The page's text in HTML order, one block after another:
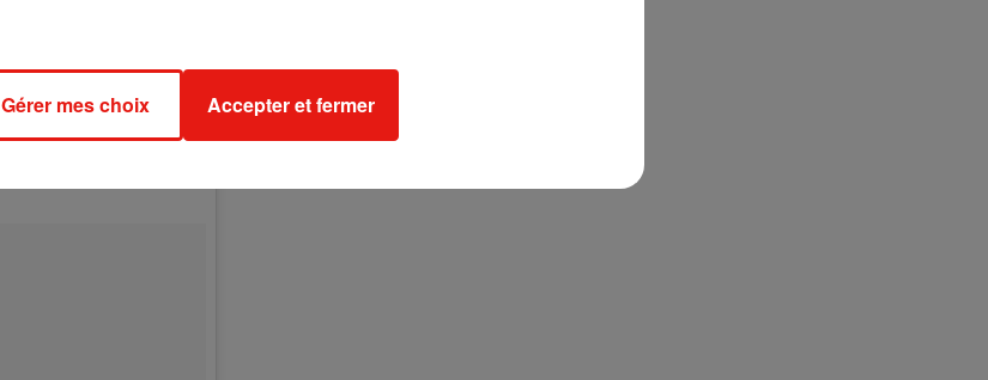
Gérer mes choix Accepter et fermer